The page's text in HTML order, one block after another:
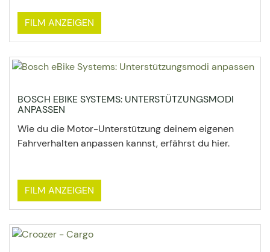
FILM ANZEIGEN
BOSCH EBIKE SYSTEMS: UNTERSTÜTZUNGSMODI
ANPASSEN
Wie du die Motor-Unterstützung deinem eigenen
Fahrverhalten anpassen kannst, erfährst du hier.
FILM ANZEIGEN